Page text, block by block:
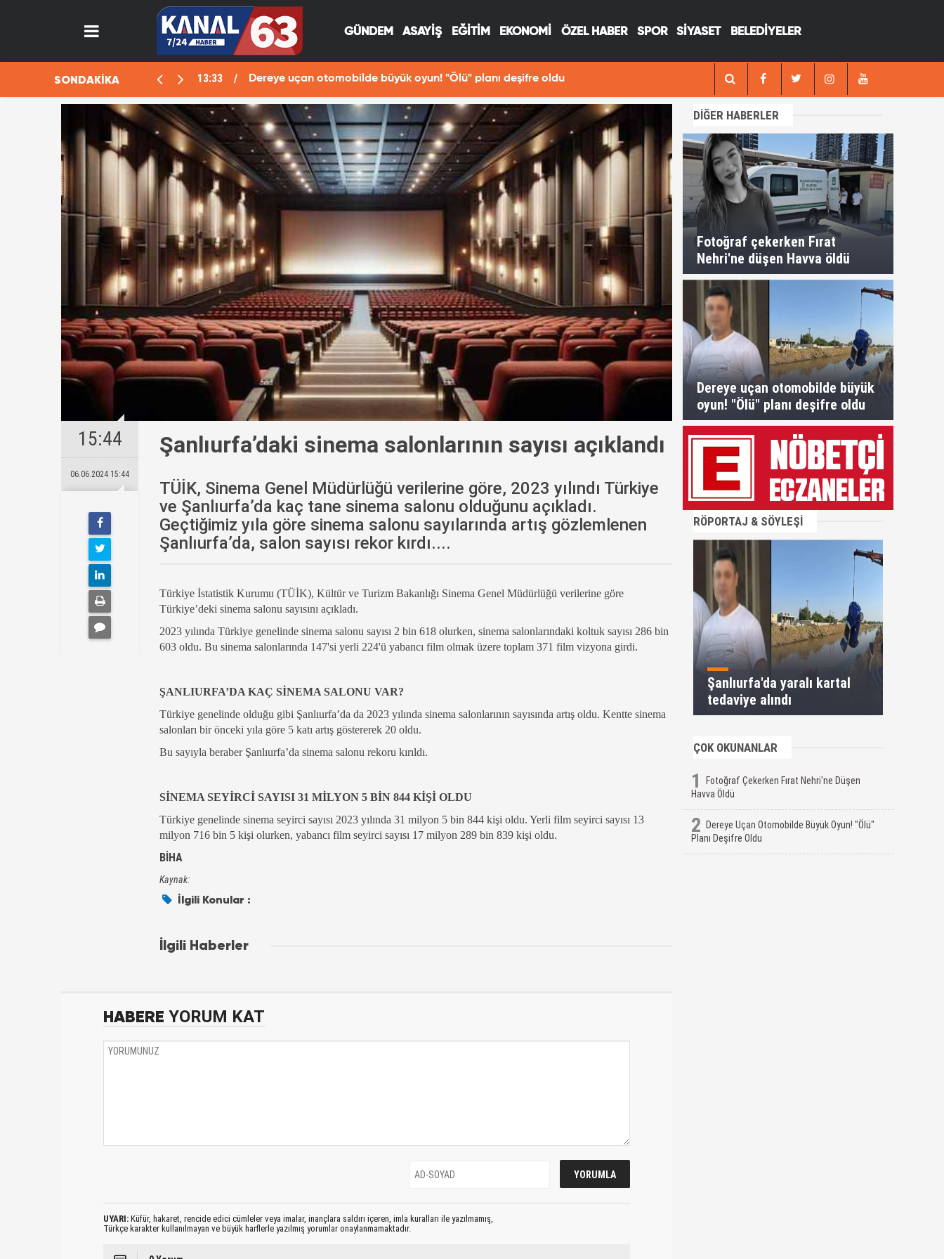
GÜNDEM ASAYİŞ EĞİTİM EKONOMİ ÖZEL HABER SPOR SİYASET BELEDİYELER
SONDAKİKA 13:33 Dereye uçan otomobilde büyük oyun! "Ölü" planı deşifre oldu Fotoğraf çekerken Fırat Nehri'ne düşen
15:44
06.06.2024 15:44
Şanlıurfa’daki sinema salonlarının sayısı açıklandı
TÜİK, Sinema Genel Müdürlüğü verilerine göre, 2023 yılındı Türkiye
ve Şanlıurfa’da kaç tane sinema salonu olduğunu açıkladı.
Geçtiğimiz yıla göre sinema salonu sayılarında artış gözlemlenen
Şanlıurfa’da, salon sayısı rekor kırdı....
Türkiye İstatistik Kurumu (TÜİK), Kültür ve Turizm Bakanlığı Sinema Genel Müdürlüğü verilerine göre
Türkiye’deki sinema salonu sayısını açıkladı.
2023 yılında Türkiye genelinde sinema salonu sayısı 2 bin 618 olurken, sinema salonlarındaki koltuk sayısı 286 bin
603 oldu. Bu sinema salonlarında 147'si yerli 224'ü yabancı film olmak üzere toplam 371 film vizyona girdi.
ŞANLIURFA’DA KAÇ SİNEMA SALONU VAR?
Türkiye genelinde olduğu gibi Şanlıurfa’da da 2023 yılında sinema salonlarının sayısında artış oldu. Kentte sinema
salonları bir önceki yıla göre 5 katı artış göstererek 20 oldu.
Bu sayıyla beraber Şanlıurfa’da sinema salonu rekoru kırıldı.
SİNEMA SEYİRCİ SAYISI 31 MİLYON 5 BİN 844 KİŞİ OLDU
Türkiye genelinde sinema seyirci sayısı 2023 yılında 31 milyon 5 bin 844 kişi oldu. Yerli film seyirci sayısı 13
milyon 716 bin 5 kişi olurken, yabancı film seyirci sayısı 17 milyon 289 bin 839 kişi oldu.
BİHA
Kaynak:
İlgili Konular :
İlgili Haberler
HABERE YORUM KAT
UYARI: Küfür, hakaret, rencide edici cümleler veya imalar, inançlara saldırı içeren, imla kuralları ile yazılmamış,
Türkçe karakter kullanılmayan ve büyük harflerle yazılmış yorumlar onaylanmamaktadır.
DİĞER HABERLER
Fotoğraf çekerken Fırat
Nehri'ne düşen Havva öldü
Dereye uçan otomobilde büyük
oyun! "Ölü" planı deşifre oldu
RÖPORTAJ & SÖYLEŞİ
Şanlıurfa'da yaralı kartal
tedaviye alındı
ÇOK OKUNANLAR
1
Fotoğraf Çekerken Fırat Nehri'ne Düşen
Havva Öldü
2
Dereye Uçan Otomobilde Büyük Oyun! "Ölü"
Planı Deşifre Oldu